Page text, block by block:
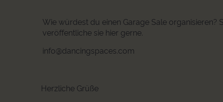
Wie würdest du einen Garage Sale organisieren?
veröffentliche sie hier gerne.
info@dancingspaces.com
Herzliche Grüße